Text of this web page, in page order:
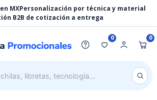
MXPersonalización por técnica y material
B2B de cotización a entrega
0 0